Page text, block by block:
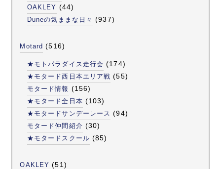
OAKLEY (44)
Duneの気ままな日々 (937)
Motard (516)
★モトパラダイス走行会 (174)
★モタード西日本エリア戦 (55)
モタード情報 (156)
★モタード全日本 (103)
★モタードサンデーレース (94)
モタード仲間紹介 (30)
★モタードスクール (85)
OAKLEY (51)